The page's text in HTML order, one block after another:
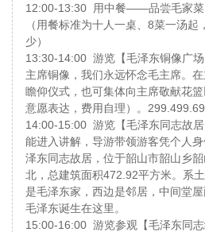
12:00-13:30 用中餐——品尝毛家菜
（用餐标准为十人一桌、8菜一汤
少）
13:30-14:00 游览【毛泽东铜像广
主席铜像，我们永远怀念毛主席。
瞻仰仪式，也可集体向主席敬献花
意愿表达，费用自理）。
14:00-15:00 游览【毛泽东同志故
能进入讲解，导游带领游客凭个人
泽东同志故居，位于韶山市韶山乡
北，总建筑面积472.92平方米。系
是毛泽东家，西边是邻居，中间堂
毛泽东诞生在这里。
15:00-16:00 游览参观【毛泽东同